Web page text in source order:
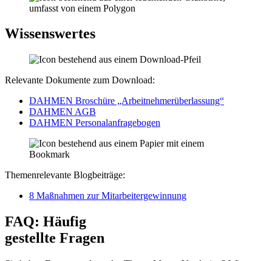
Wissenswertes
Relevante Dokumente zum Download:
DAHMEN Broschüre „Arbeitnehmerüberlassung“
DAHMEN AGB
DAHMEN Personalanfragebogen
Themenrelevante Blogbeiträge:
8 Maßnahmen zur Mitarbeitergewinnung
FAQ: Häufig
gestellte Fragen